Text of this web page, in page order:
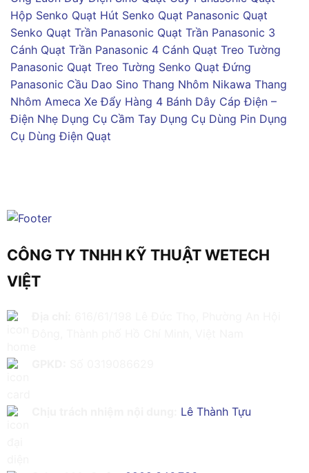
Hộp Senko Quạt Hút Senko Quạt Panasonic Quạt
Senko Quạt Trần Panasonic Quạt Trần Panasonic 3
Cánh Quạt Trần Panasonic 4 Cánh Quạt Treo Tường
Panasonic Quạt Treo Tường Senko Quạt Đứng
Panasonic Cầu Dao Sino Thang Nhôm Nikawa Thang
Nhôm Ameca Xe Đẩy Hàng 4 Bánh Dây Cáp Điện –
Điện Nhẹ Dụng Cụ Cầm Tay Dụng Cụ Dùng Pin Dụng
Cụ Dùng Điện Quạt
CÔNG TY TNHH KỸ THUẬT WETECH
VIỆT
Lê Thành Tựu